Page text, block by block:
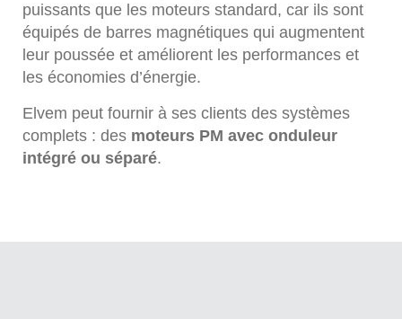
puissants que les moteurs standard, car ils sont
équipés de barres magnétiques qui augmentent
leur poussée et améliorent les performances et
les économies d’énergie.
Elvem peut fournir à ses clients des systèmes
complets : des moteurs PM avec onduleur
intégré ou séparé.